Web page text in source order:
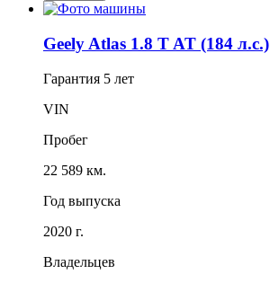
Geely Atlas 1.8 T AT (184 л.с.)
Гарантия 5 лет
VIN
Пробег
22 589 км.
Год выпуска
2020 г.
Владельцев